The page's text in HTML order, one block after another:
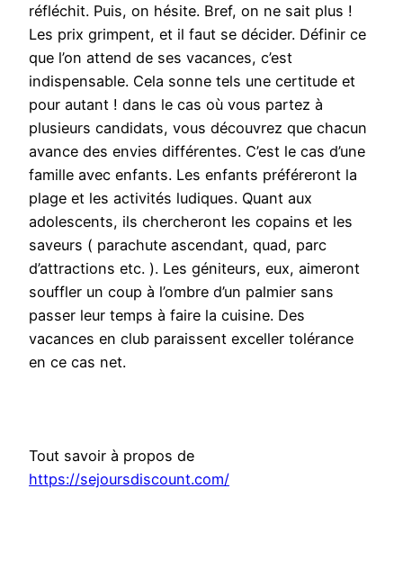
réfléchit. Puis, on hésite. Bref, on ne sait plus !
Les prix grimpent, et il faut se décider. Définir ce
que l’on attend de ses vacances, c’est
indispensable. Cela sonne tels une certitude et
pour autant ! dans le cas où vous partez à
plusieurs candidats, vous découvrez que chacun
avance des envies différentes. C’est le cas d’une
famille avec enfants. Les enfants préféreront la
plage et les activités ludiques. Quant aux
adolescents, ils chercheront les copains et les
saveurs ( parachute ascendant, quad, parc
d’attractions etc. ). Les géniteurs, eux, aimeront
souffler un coup à l’ombre d’un palmier sans
passer leur temps à faire la cuisine. Des
vacances en club paraissent exceller tolérance
en ce cas net.
Tout savoir à propos de
https://sejoursdiscount.com/